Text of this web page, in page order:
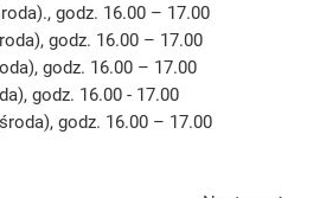
godz. 16.00 – 17.00
godz. 16.00 – 17.00
godz. 16.00 – 17.00
godz. 16.00 - 17.00
godz. 16.00 – 17.00